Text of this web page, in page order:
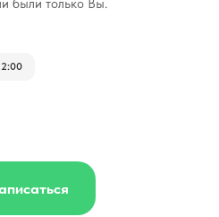
были только Вы.